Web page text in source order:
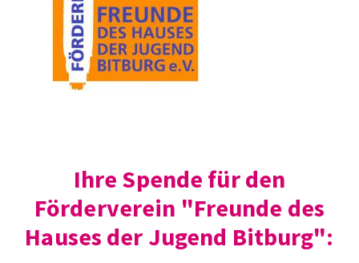
Ihre Spende für den
Förderverein "Freunde des
Hauses der Jugend Bitburg":